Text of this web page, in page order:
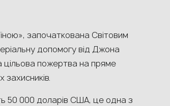
започаткована Світовим
допомогу від Джона
цільова пожертва на пряме
захисників.
50 000 доларів США, це одна з